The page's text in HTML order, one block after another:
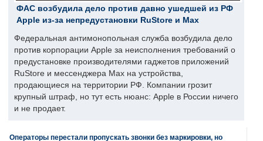
ФАС возбудила дело против давно ушедшей из РФ
Apple из-за непредустановки RuStore и Max
Федеральная антимонопольная служба возбудила дело
против корпорации Apple за неисполнения требований о
предустановке производителями гаджетов приложений
RuStore и мессенджера Max на устройства,
продающиеся на территории РФ. Компании грозит
крупный штраф, но тут есть нюанс: Apple в России ничего
и не продает.
Операторы перестали пропускать звонки без маркировки, но